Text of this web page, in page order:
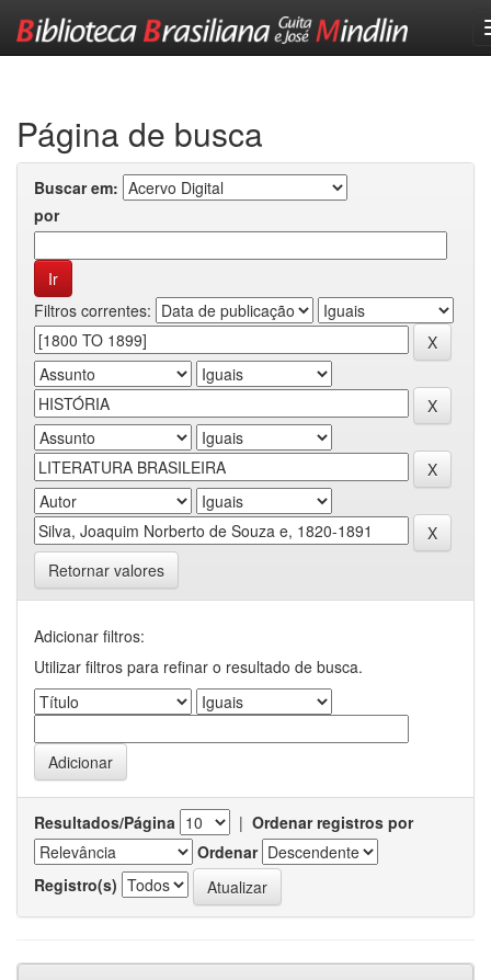
Página de busca
Buscar em:
por
Filtros correntes:
Retornar valores
Adicionar filtros:
Utilizar filtros para refinar o resultado de busca.
Resultados/Página | Ordenar registros por
Ordenar
Registro(s)